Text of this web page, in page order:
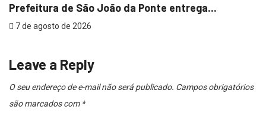
Prefeitura de São João da Ponte entrega...
7 de agosto de 2026
Leave a Reply
O seu endereço de e-mail não será publicado. Campos obrigatórios
são marcados com *